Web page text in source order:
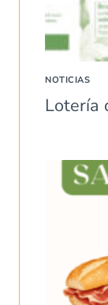
NOTICIAS
Lotería